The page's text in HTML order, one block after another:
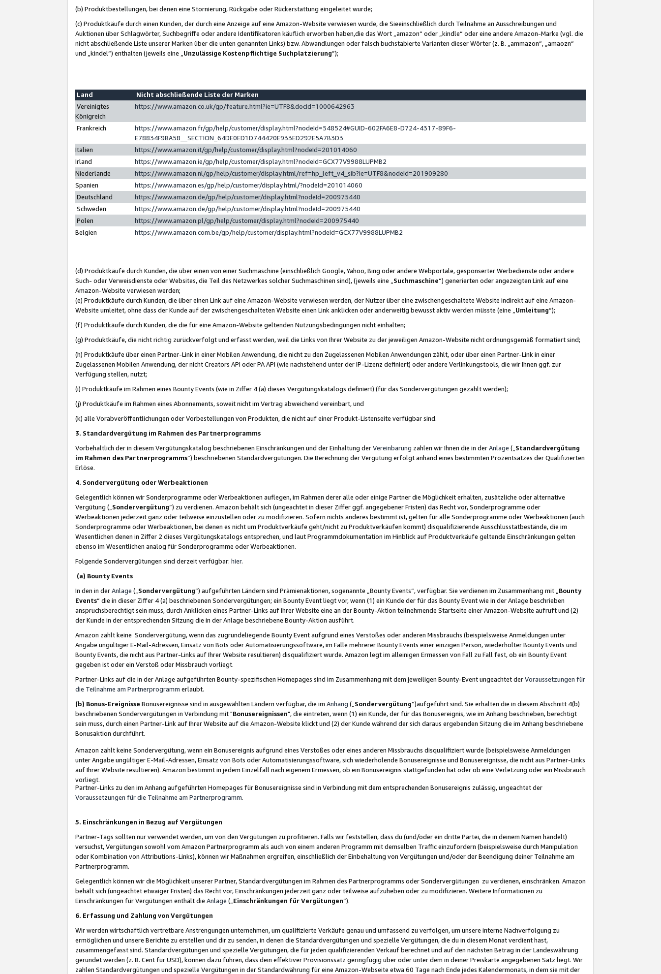
(b) Produktbestellungen, bei denen eine Stornierung, Rückgabe oder Rückerstattung eingeleitet wurde;
(c) Produktkäufe durch einen Kunden, der durch eine Anzeige auf eine Amazon-Website verwiesen wurde, die Sieeinschließlich durch Teilnahme an Ausschreibungen und
Auktionen über Schlagwörter, Suchbegriffe oder andere Identifikatoren käuflich erworben haben,die das Wort „amazon“ oder „kindle“ oder eine andere Amazon-Marke (vgl. die
nicht abschließende Liste unserer Marken über die unten genannten Links) bzw. Abwandlungen oder falsch buchstabierte Varianten dieser Wörter (z. B. „ammazon“, „amaozn“
und „kindel“) enthalten (jeweils eine „ Unzulässige Kostenpflichtige Suchplatzierung”);
Land
Nicht abschließende Liste der Marken
Vereinigtes
Königreich
https://www.amazon.co.uk/gp/feature.html?ie=UTF8&docId=1000642963
Frankreich
https://www.amazon.fr/gp/help/customer/display.html?nodeId=548524#GUID-602FA6E8-D724-4317-89F6-
E78834F9BA58__SECTION_64DE0ED1D744420E933ED292E5A7B3D3
Italien
https://www.amazon.it/gp/help/customer/display.html?nodeId=201014060
Irland
https://www.amazon.ie/gp/help/customer/display.html?nodeId=GCX77V9988LUPMB2
Niederlande
https://www.amazon.nl/gp/help/customer/display.html/ref=hp_left_v4_sib?ie=UTF8&nodeId=201909280
Spanien
https://www.amazon.es/gp/help/customer/display.html/?nodeId=201014060
Deutschland
https://www.amazon.de/gp/help/customer/display.html?nodeId=200975440
Schweden
https://www.amazon.de/gp/help/customer/display.html?nodeId=200975440
Polen
https://www.amazon.pl/gp/help/customer/display.html?nodeId=200975440
Belgien
https://www.amazon.com.be/gp/help/customer/display.html?nodeId=GCX77V9988LUPMB2
(d) Produktkäufe durch Kunden, die über einen von einer Suchmaschine (einschließlich Google, Yahoo, Bing oder andere Webportale, gesponserter Werbedienste oder andere
Such- oder Verweisdienste oder Websites, die Teil des Netzwerkes solcher Suchmaschinen sind), (jeweils eine „ Suchmaschine“) generierten oder angezeigten Link auf eine
Amazon-Website verwiesen werden;
(e) Produktkäufe durch Kunden, die über einen Link auf eine Amazon-Website verwiesen werden, der Nutzer über eine zwischengeschaltete Website indirekt auf eine Amazon-
Website umleitet, ohne dass der Kunde auf der zwischengeschalteten Website einen Link anklicken oder anderweitig bewusst aktiv werden müsste (eine „ Umleitung“);
(f) Produktkäufe durch Kunden, die die für eine Amazon-Website geltenden Nutzungsbedingungen nicht einhalten;
(g) Produktkäufe, die nicht richtig zurückverfolgt und erfasst werden, weil die Links von Ihrer Website zu der jeweiligen Amazon-Website nicht ordnungsgemäß formatiert sind;
(h) Produktkäufe über einen Partner-Link in einer Mobilen Anwendung, die nicht zu den Zugelassenen Mobilen Anwendungen zählt, oder über einen Partner-Link in einer
Zugelassenen Mobilen Anwendung, der nicht Creators API oder PA API (wie nachstehend unter der IP-Lizenz definiert) oder andere Verlinkungstools, die wir Ihnen ggf. zur
Verfügung stellen, nutzt;
(i) Produktkäufe im Rahmen eines Bounty Events (wie in Ziffer 4 (a) dieses Vergütungskatalogs definiert) (für das Sondervergütungen gezahlt werden);
(j) Produktkäufe im Rahmen eines Abonnements, soweit nicht im Vertrag abweichend vereinbart, und
(k) alle Vorabveröffentlichungen oder Vorbestellungen von Produkten, die nicht auf einer Produkt-Listenseite verfügbar sind.
3. Standardvergütung im Rahmen des Partnerprogramms
Vorbehaltlich der in diesem Vergütungskatalog beschriebenen Einschränkungen und der Einhaltung derVereinbarung zahlen wir Ihnen die in derAnlage („ Standardvergütung
im Rahmen des Partnerprogramms“) beschriebenen Standardvergütungen. Die Berechnung der Vergütung erfolgt anhand eines bestimmten Prozentsatzes der Qualifizierten
Erlöse.
4. Sondervergütung oder Werbeaktionen
Gelegentlich können wir Sonderprogramme oder Werbeaktionen auflegen, im Rahmen derer alle oder einige Partner die Möglichkeit erhalten, zusätzliche oder alternative
Vergütung („ Sondervergütung”) zu verdienen. Amazon behält sich (ungeachtet in dieser Ziffer ggf. angegebener Fristen) das Recht vor, Sonderprogramme oder
Werbeaktionen jederzeit ganz oder teilweise einzustellen oder zu modifizieren. Sofern nichts anderes bestimmt ist, gelten für alle Sonderprogramme oder Werbeaktionen (auch
Sonderprogramme oder Werbeaktionen, bei denen es nicht um Produktverkäufe geht/nicht zu Produktverkäufen kommt) disqualifizierende Ausschlusstatbestände, die im
Wesentlichen denen in Ziffer 2 dieses Vergütungskatalogs entsprechen, und laut Programmdokumentation im Hinblick auf Produktverkäufe geltende Einschränkungen gelten
ebenso im Wesentlichen analog für Sonderprogramme oder Werbeaktionen.
Folgende Sondervergütungen sind derzeit verfügbar: hier.
(a) Bounty Events
In den in derAnlage („ Sondervergütung“) aufgeführten Ländern sind Prämienaktionen, sogenannte „Bounty Events“, verfügbar. Sie verdienen im Zusammenhang mit „ Bounty
Events“ die in dieser Ziffer 4 (a) beschriebenen Sondervergütungen; ein Bounty Event liegt vor, wenn (1) ein Kunde der für das Bounty Event wie in der Anlage beschrieben
anspruchsberechtigt sein muss, durch Anklicken eines Partner-Links auf Ihrer Website eine an der Bounty-Aktion teilnehmende Startseite einer Amazon-Website aufruft und (2)
der Kunde in der entsprechenden Sitzung die in der Anlage beschriebene Bounty-Aktion ausführt.
Amazon zahlt keine Sondervergütung, wenn das zugrundeliegende Bounty Event aufgrund eines Verstoßes oder anderen Missbrauchs (beispielsweise Anmeldungen unter
Angabe ungültiger E-Mail-Adressen, Einsatz von Bots oder Automatisierungssoftware, im Falle mehrerer Bounty Events einer einzigen Person, wiederholter Bounty Events und
Bounty Events, die nicht aus Partner-Links auf Ihrer Website resultieren) disqualifiziert wurde. Amazon legt im alleinigen Ermessen von Fall zu Fall fest, ob ein Bounty Event
gegeben ist oder ein Verstoß oder Missbrauch vorliegt.
Partner-Links auf die in der Anlage aufgeführten Bounty-spezifischen Homepages sind im Zusammenhang mit dem jeweiligen Bounty-Event ungeachtet derVoraussetzungen für
die Teilnahme am Partnerprogramm erlaubt.
(b) Bonus-Ereignisse Bonusereignisse sind in ausgewählten Ländern verfügbar, die im Anhang („ Sondervergütung“)aufgeführt sind. Sie erhalten die in diesem Abschnitt 4(b)
beschriebenen Sondervergütungen in Verbindung mit "Bonusereignissen", die eintreten, wenn (1) ein Kunde, der für das Bonusereignis, wie im Anhang beschrieben, berechtigt
sein muss, durch einen Partner-Link auf Ihrer Website auf die Amazon-Website klickt und (2) der Kunde während der sich daraus ergebenden Sitzung die im Anhang beschriebene
Bonusaktion durchführt.
Amazon zahlt keine Sondervergütung, wenn ein Bonusereignis aufgrund eines Verstoßes oder eines anderen Missbrauchs disqualifiziert wurde (beispielsweise Anmeldungen
unter Angabe ungültiger E-Mail-Adressen, Einsatz von Bots oder Automatisierungssoftware, sich wiederholende Bonusereignisse und Bonusereignisse, die nicht aus Partner-Links
auf Ihrer Website resultieren). Amazon bestimmt in jedem Einzelfall nach eigenem Ermessen, ob ein Bonusereignis stattgefunden hat oder ob eine Verletzung oder ein Missbrauch
vorliegt.
Partner-Links zu den im Anhang aufgeführten Homepages für Bonusereignisse sind in Verbindung mit dem entsprechenden Bonusereignis zulässig, ungeachtet der
Voraussetzungen für die Teilnahme am Partnerprogramm.
5. Einschränkungen in Bezug auf Vergütungen
Partner-Tags sollten nur verwendet werden, um von den Vergütungen zu profitieren. Falls wir feststellen, dass du (und/oder ein dritte Partei, die in deinem Namen handelt)
versuchst, Vergütungen sowohl vom Amazon Partnerprogramm als auch von einem anderen Programm mit demselben Traffic einzufordern (beispielsweise durch Manipulation
oder Kombination von Attributions-Links), können wir Maßnahmen ergreifen, einschließlich der Einbehaltung von Vergütungen und/oder der Beendigung deiner Teilnahme am
Partnerprogramm.
Gelegentlich können wir die Möglichkeit unserer Partner, Standardvergütungen im Rahmen des Partnerprogramms oder Sondervergütungen zu verdienen, einschränken. Amazon
behält sich (ungeachtet etwaiger Fristen) das Recht vor, Einschränkungen jederzeit ganz oder teilweise aufzuheben oder zu modifizieren. Weitere Informationen zu
Einschränkungen für Vergütungen enthält die Anlage („ Einschränkungen für Vergütungen“).
6. Erfassung und Zahlung von Vergütungen
Wir werden wirtschaftlich vertretbare Anstrengungen unternehmen, um qualifizierte Verkäufe genau und umfassend zu verfolgen, um unsere interne Nachverfolgung zu
ermöglichen und unsere Berichte zu erstellen und dir zu senden, in denen die Standardvergütungen und spezielle Vergütungen, die du in diesem Monat verdient hast,
zusammengefasst sind. Standardvergütungen und spezielle Vergütungen, die für jeden qualifizierenden Verkauf berechnet und auf den nächsten Betrag in der Landeswährung
gerundet werden (z. B. Cent für USD), können dazu führen, dass dein effektiver Provisionssatz geringfügig über oder unter dem in deiner Preiskarte angegebenen Satz liegt. Wir
zahlen Standardvergütungen und spezielle Vergütungen in der Standardwährung für eine Amazon-Webseite etwa 60 Tage nach Ende jedes Kalendermonats, in dem sie mit der